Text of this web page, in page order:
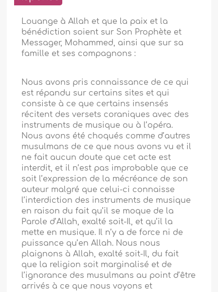
Louange à Allah et que la paix et la
bénédiction soient sur Son Prophète et
Messager, Mohammed, ainsi que sur sa
famille et ses compagnons :
Nous avons pris connaissance de ce qui
est répandu sur certains sites et qui
consiste à ce que certains insensés
récitent des versets coraniques avec des
instruments de musique ou à l’opéra.
Nous avons été choqués comme d’autres
musulmans de ce que nous avons vu et il
ne fait aucun doute que cet acte est
interdit, et il n’est pas improbable que ce
soit l’expression de la mécréance de son
auteur malgré que celui-ci connaisse
l’interdiction des instruments de musique
en raison du fait qu’il se moque de la
Parole d’Allah, exalté soit-Il, et qu’il la
mette en musique. Il n’y a de force ni de
puissance qu’en Allah. Nous nous
plaignons à Allah, exalté soit-Il, du fait
que la religion soit marginalisé et de
l’ignorance des musulmans au point d’être
arrivés à ce que nous voyons et